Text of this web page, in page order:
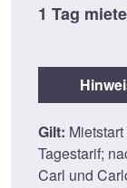
1 Tag
Gilt:
Tagestarif;
Carl und